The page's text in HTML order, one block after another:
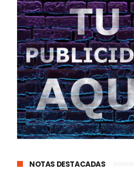
NOTAS DESTACADAS